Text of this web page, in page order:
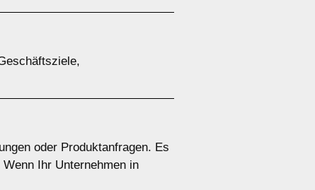
oder Produktanfragen. Es
Ihr Unternehmen in